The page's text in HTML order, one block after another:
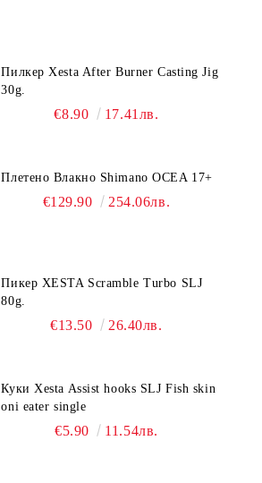
Пилкер Xesta After Burner Casting Jig
30g.
€8.90 17.41лв.
Плетено Влакно Shimano OCEA 17+
€129.90 254.06лв.
Пикер XESTA Scramble Turbo SLJ
80g.
€13.50 26.40лв.
Куки Xesta Assist hooks SLJ Fish skin
oni eater single
€5.90 11.54лв.